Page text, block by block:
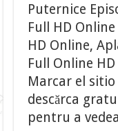
Puternice
Full HD
HD Online,
Full Online
Marcar el
descărca
pentru a